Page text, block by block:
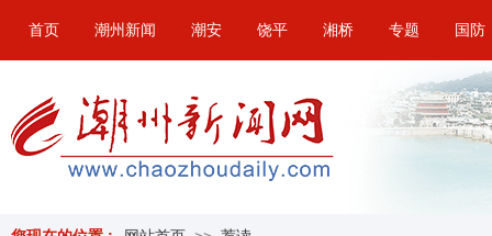
首页 潮州新闻 潮安 饶平 湘桥 专题 国防